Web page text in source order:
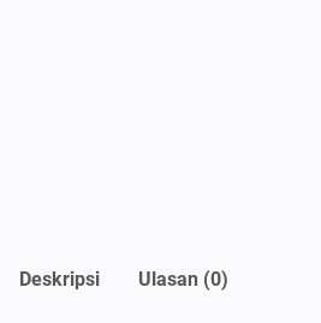
Deskripsi
Ulasan (0)